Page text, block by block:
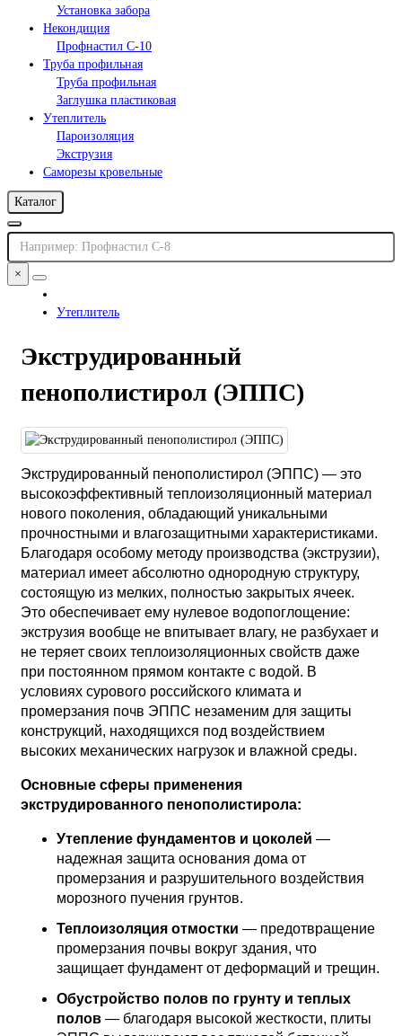
Установка забора
Некондиция
Профнастил С-10
Труба профильная
Труба профильная
Заглушка пластиковая
Утеплитель
Пароизоляция
Экструзия
Саморезы кровельные
Каталог
×
Утеплитель
Экструдированный
пенополистирол (ЭППС)
Экструдированный пенополистирол (ЭППС) — это
высокоэффективный теплоизоляционный материал
нового поколения, обладающий уникальными
прочностными и влагозащитными характеристиками.
Благодаря особому методу производства (экструзии),
материал имеет абсолютно однородную структуру,
состоящую из мелких, полностью закрытых ячеек.
Это обеспечивает ему нулевое водопоглощение:
экструзия вообще не впитывает влагу, не разбухает и
не теряет своих теплоизоляционных свойств даже
при постоянном прямом контакте с водой. В
условиях сурового российского климата и
промерзания почв ЭППС незаменим для защиты
конструкций, находящихся под воздействием
высоких механических нагрузок и влажной среды.
Основные сферы применения
экструдированного пенополистирола:
Утепление фундаментов и цоколей —
надежная защита основания дома от
промерзания и разрушительного воздействия
морозного пучения грунтов.
Теплоизоляция отмостки — предотвращение
промерзания почвы вокруг здания, что
защищает фундамент от деформаций и трещин.
Обустройство полов по грунту и теплых
полов — благодаря высокой жесткости, плиты